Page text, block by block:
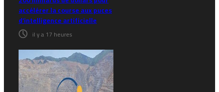
accélérer la course aux puces
d’intelligence artificielle
il y a 17 heures